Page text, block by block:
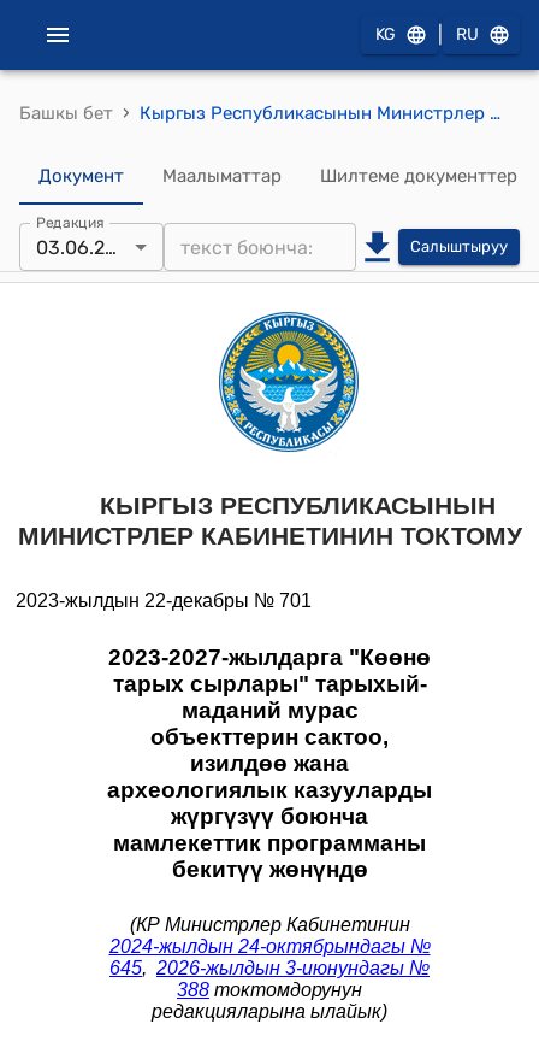
KG RU
Башкы бет › Кыргыз Республикасынын Министрлер Кабинетинин 2023-жылдын 22-декабры № 701 "2023-2027-жылдарга "Көөнө тарых сырлары" тарыхый-маданий мурас объекттерин сактоо, изилдөө жана археологиялык казууларды жүргүзүү боюнча мамлекеттик программаны бекитүү жөнүндө" токтому
Документ Маалыматтар Шилтеме документтер
Редакция
03.06.2026 Салыштыруу